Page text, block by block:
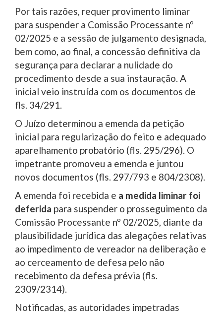
Por tais razões, requer provimento liminar
para suspender a Comissão Processante nº
02/2025 e a sessão de julgamento designada,
bem como, ao final, a concessão definitiva da
segurança para declarar a nulidade do
procedimento desde a sua instauração. A
inicial veio instruída com os documentos de
fls. 34/291.
O Juízo determinou a emenda da petição
inicial para regularização do feito e adequado
aparelhamento probatório (fls. 295/296). O
impetrante promoveu a emenda e juntou
novos documentos (fls. 297/793 e 804/2308).
A emenda foi recebida e a medida liminar foi
deferida para suspender o prosseguimento da
Comissão Processante nº 02/2025, diante da
plausibilidade jurídica das alegações relativas
ao impedimento de vereador na deliberação e
ao cerceamento de defesa pelo não
recebimento da defesa prévia (fls.
2309/2314).
Notificadas, as autoridades impetradas